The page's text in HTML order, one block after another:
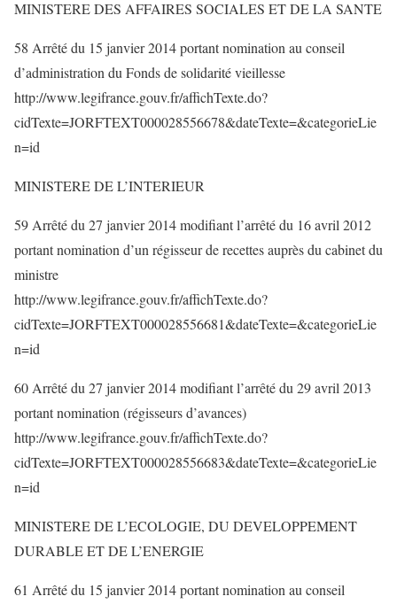
MINISTERE DES AFFAIRES SOCIALES ET DE LA SANTE
58 Arrêté du 15 janvier 2014 portant nomination au conseil
d’administration du Fonds de solidarité vieillesse
http://www.legifrance.gouv.fr/affichTexte.do?
cidTexte=JORFTEXT000028556678&dateTexte=&categorieLie
n=id
MINISTERE DE L’INTERIEUR
59 Arrêté du 27 janvier 2014 modifiant l’arrêté du 16 avril 2012
portant nomination d’un régisseur de recettes auprès du cabinet du
ministre
http://www.legifrance.gouv.fr/affichTexte.do?
cidTexte=JORFTEXT000028556681&dateTexte=&categorieLie
n=id
60 Arrêté du 27 janvier 2014 modifiant l’arrêté du 29 avril 2013
portant nomination (régisseurs d’avances)
http://www.legifrance.gouv.fr/affichTexte.do?
cidTexte=JORFTEXT000028556683&dateTexte=&categorieLie
n=id
MINISTERE DE L’ECOLOGIE, DU DEVELOPPEMENT
DURABLE ET DE L’ENERGIE
61 Arrêté du 15 janvier 2014 portant nomination au conseil